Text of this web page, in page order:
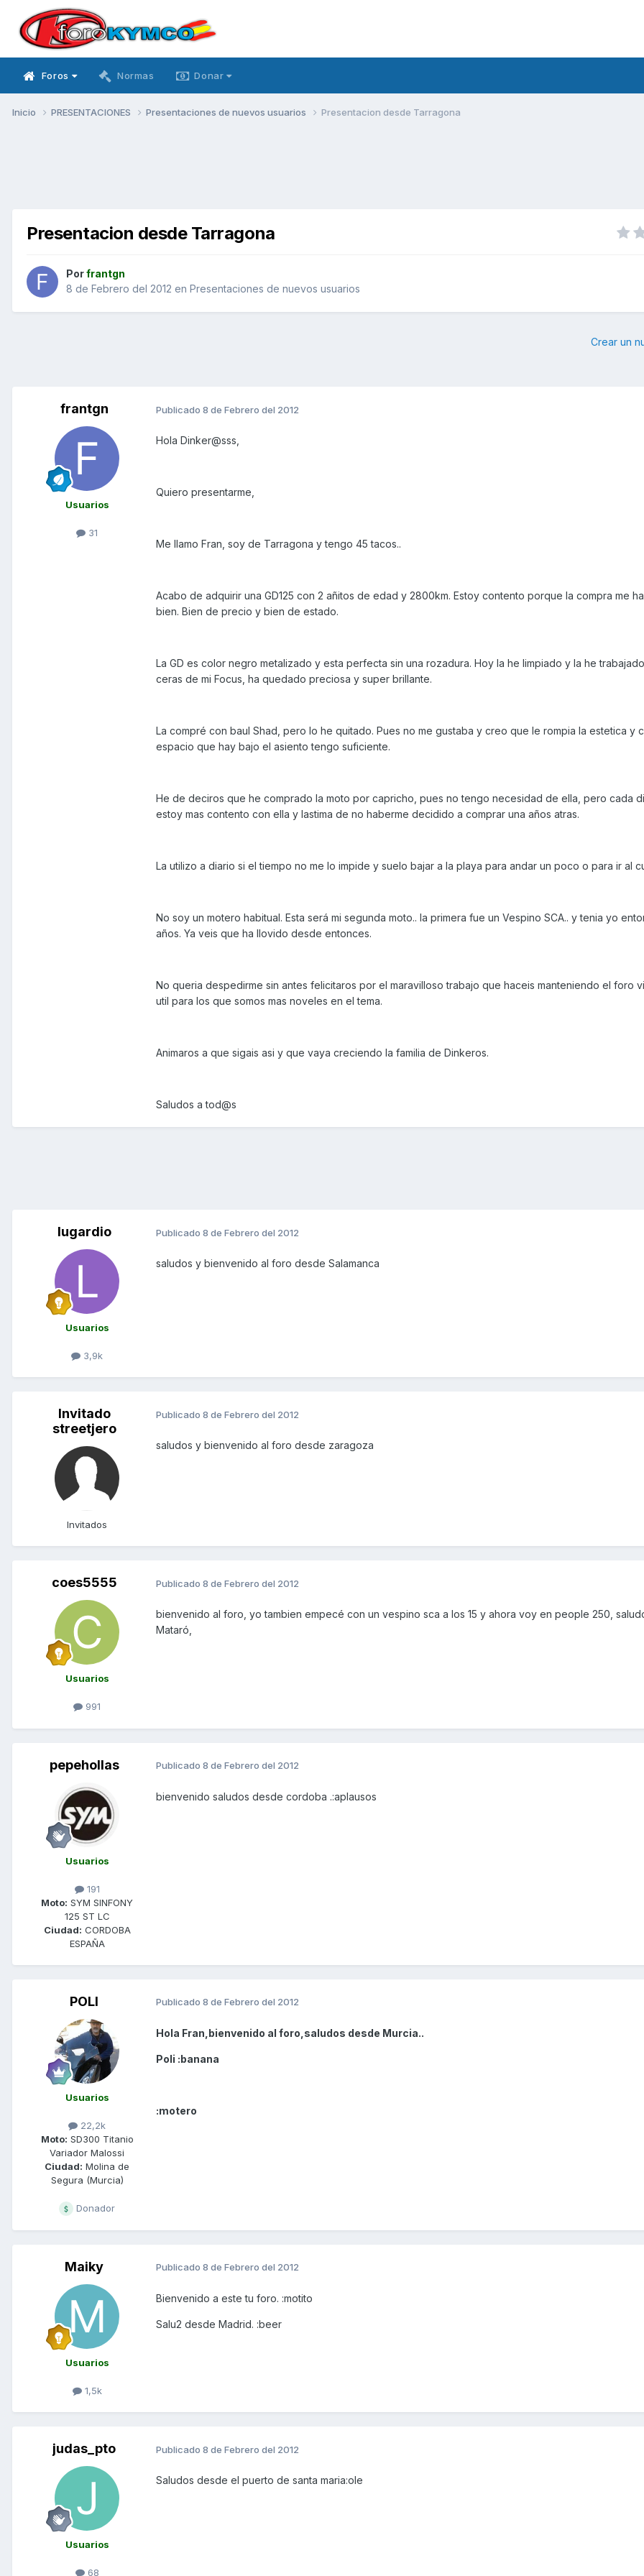
Foros Normas Donar
Inicio PRESENTACIONES Presentaciones de nuevos usuarios Presentacion desde Tarragona
Presentacion desde Tarragona
Porfrantgn
8 de Febrero del 2012 en Presentaciones de nuevos usuarios
Crear un
frantgn
Usuarios
31
Publicado 8 de Febrero del 2012
Hola Dinker@sss,
Quiero presentarme,
Me llamo Fran, soy de Tarragona y tengo 45 tacos..
Acabo de adquirir una GD125 con 2 añitos de edad y 2800km. Estoy contento porque la compra me
bien. Bien de precio y bien de estado.
La GD es color negro metalizado y esta perfecta sin una rozadura. Hoy la he limpiado y la he
ceras de mi Focus, ha quedado preciosa y super brillante.
La compré con baul Shad, pero lo he quitado. Pues no me gustaba y creo que le rompia la estetica y
espacio que hay bajo el asiento tengo suficiente.
He de deciros que he comprado la moto por capricho, pues no tengo necesidad de ella, pero cada
estoy mas contento con ella y lastima de no haberme decidido a comprar una años atras.
La utilizo a diario si el tiempo no me lo impide y suelo bajar a la playa para andar un poco o para ir al
No soy un motero habitual. Esta será mi segunda moto.. la primera fue un Vespino SCA.. y tenia yo
años. Ya veis que ha llovido desde entonces.
No queria despedirme sin antes felicitaros por el maravilloso trabajo que haceis manteniendo el foro
util para los que somos mas noveles en el tema.
Animaros a que sigais asi y que vaya creciendo la familia de Dinkeros.
Saludos a tod@s
lugardio
Usuarios
3,9k
Publicado 8 de Febrero del 2012
saludos y bienvenido al foro desde Salamanca
Invitado
streetjero
Invitados
Publicado 8 de Febrero del 2012
saludos y bienvenido al foro desde zaragoza
coes5555
Usuarios
991
Publicado 8 de Febrero del 2012
bienvenido al foro, yo tambien empecé con un vespino sca a los 15 y ahora voy en people 250,
Mataró,
pepehollas
Usuarios
191
Moto: SYM SINFONY
125 ST LC
Ciudad: CORDOBA
ESPAÑA
Publicado 8 de Febrero del 2012
bienvenido saludos desde cordoba .:aplausos
POLI
Usuarios
22,2k
Moto: SD300 Titanio
Variador Malossi
Ciudad: Molina de
Segura (Murcia)
Donador
Publicado 8 de Febrero del 2012
Hola Fran,bienvenido al foro,saludos desde Murcia..
Poli :banana
:motero
Maiky
Usuarios
1,5k
Publicado 8 de Febrero del 2012
Bienvenido a este tu foro. :motito
Salu2 desde Madrid. :beer
judas_pto
Usuarios
68
Publicado 8 de Febrero del 2012
Saludos desde el puerto de santa maria:ole